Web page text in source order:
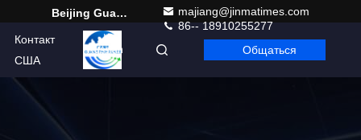
Beijing Guangtian Runze Technology Co., Ltd.
majiang@jinmatimes.com
86-- 18910255277
Контакт
США
Russian Общаться